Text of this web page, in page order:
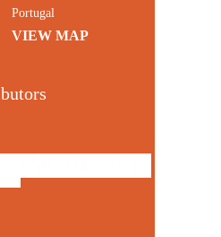
Portugal
VIEW MAP